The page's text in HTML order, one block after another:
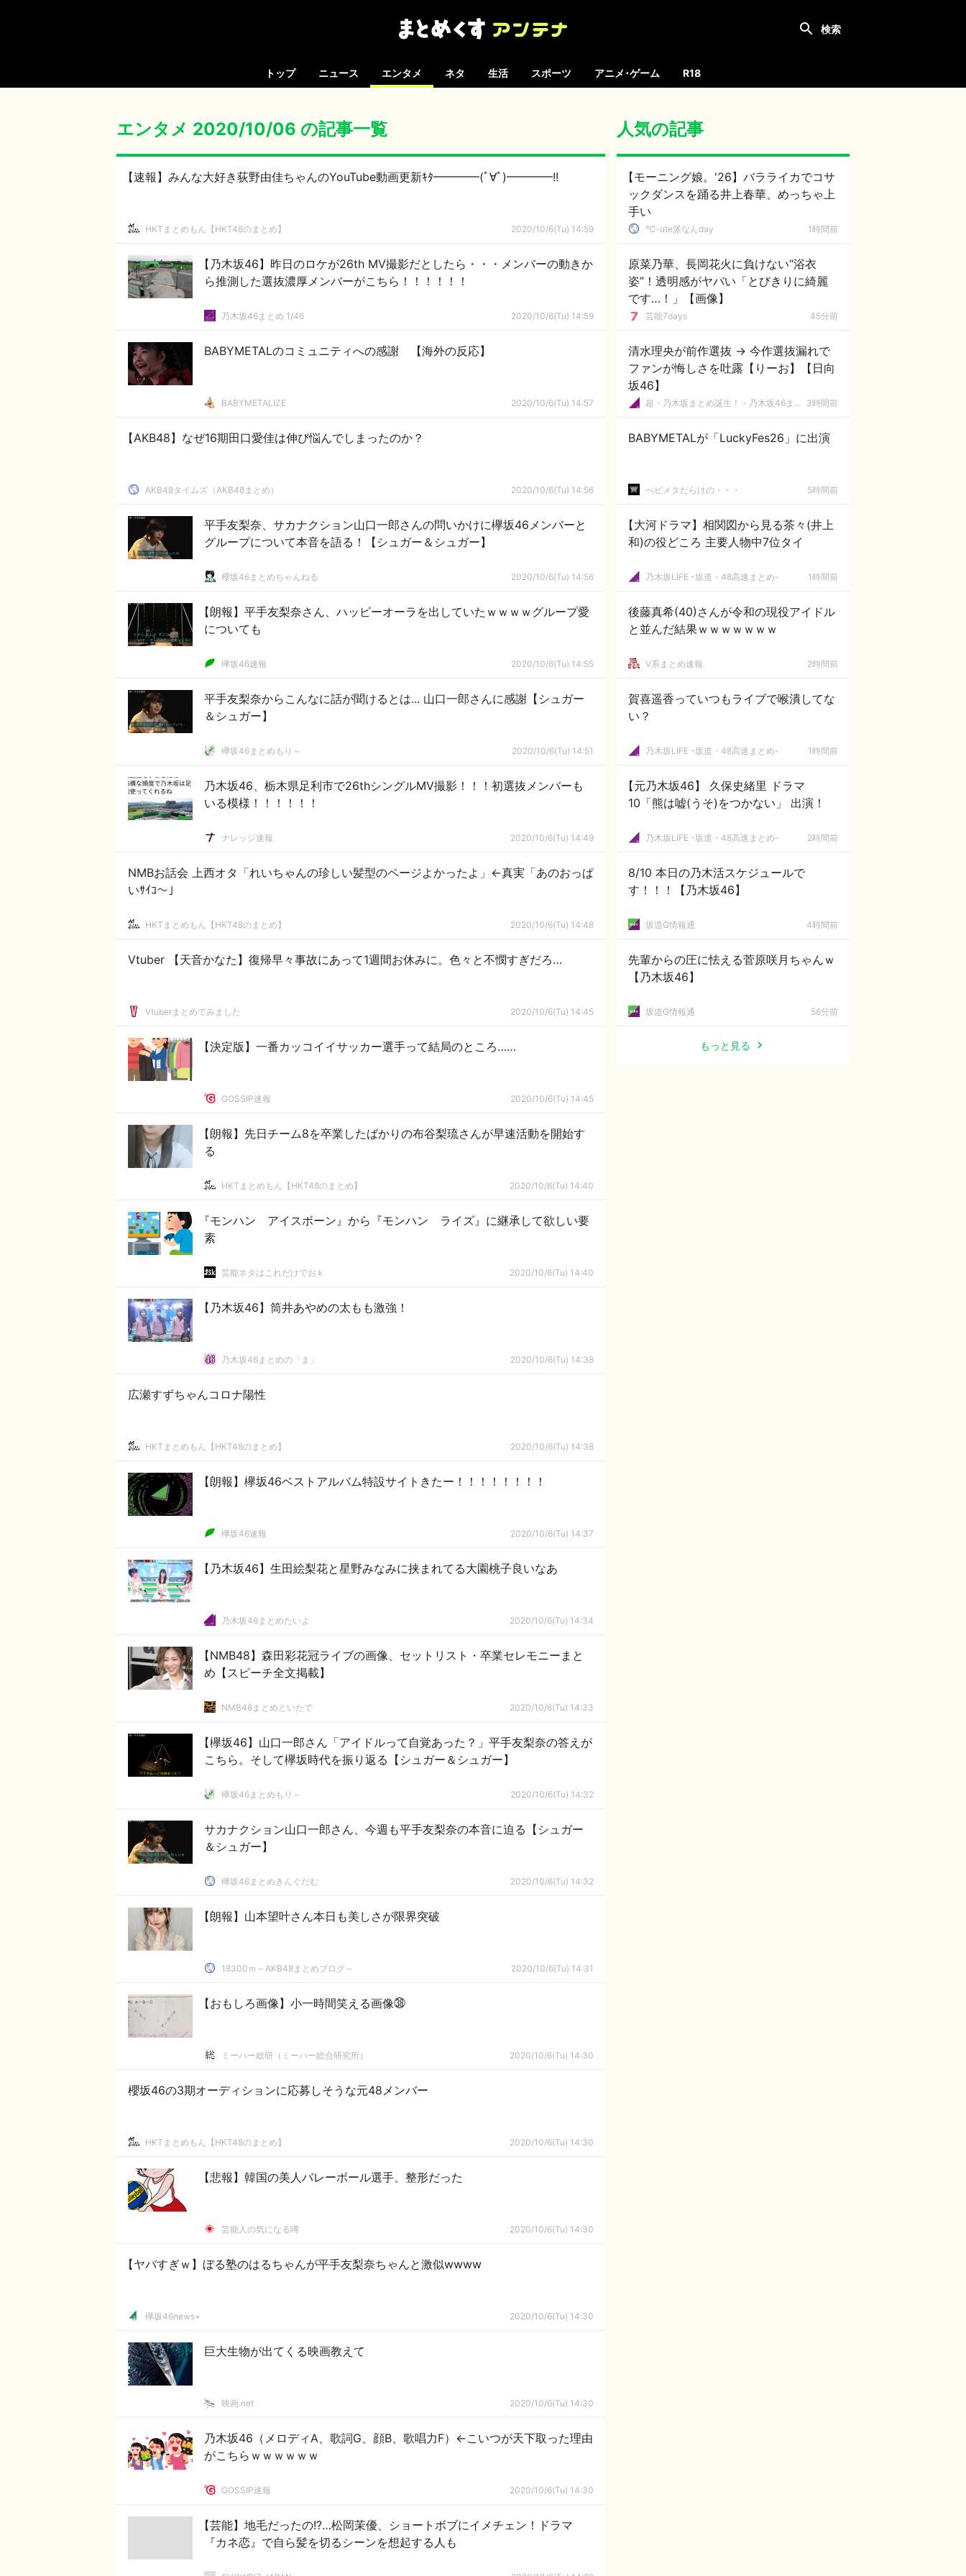
トップ ニュース エンタメ ネタ 生活 スポーツ アニメ･ゲーム R18
エンタメ 2020/10/06 の記事一覧
【速報】みんな大好き荻野由佳ちゃんのYouTube動画更新ｷﾀ━━━━(ﾟ∀ﾟ)━━━━!!
HKTまとめもん【HKT48のまとめ】 2020/10/6(Tu) 14:59
【乃木坂46】昨日のロケが26th MV撮影だとしたら・・・メンバーの動きか
ら推測した選抜濃厚メンバーがこちら！！！！！！
乃木坂46まとめ 1/46 2020/10/6(Tu) 14:59
BABYMETALのコミュニティへの感謝 【海外の反応】
BABYMETALIZE 2020/10/6(Tu) 14:57
【AKB48】なぜ16期田口愛佳は伸び悩んでしまったのか？
AKB48タイムズ（AKB48まとめ） 2020/10/6(Tu) 14:56
平手友梨奈、サカナクション山口一郎さんの問いかけに欅坂46メンバーと
グループについて本音を語る！【シュガー＆シュガー】
櫻坂46まとめちゃんねる 2020/10/6(Tu) 14:56
【朗報】平手友梨奈さん、ハッピーオーラを出していたｗｗｗｗグループ愛
についても
欅坂46速報 2020/10/6(Tu) 14:55
平手友梨奈からこんなに話が聞けるとは... 山口一郎さんに感謝【シュガー
＆シュガー】
欅坂46まとめもり～ 2020/10/6(Tu) 14:51
乃木坂46、栃木県足利市で26thシングルMV撮影！！！初選抜メンバーも
いる模様！！！！！！
ナレッジ速報 2020/10/6(Tu) 14:49
NMBお話会 上西オタ「れいちゃんの珍しい髪型のページよかったよ」←真実「あのおっぱ
いｻｲｺ～」
HKTまとめもん【HKT48のまとめ】 2020/10/6(Tu) 14:48
Vtuber 【天音かなた】復帰早々事故にあって1週間お休みに。色々と不憫すぎだろ…
Vtuberまとめてみました 2020/10/6(Tu) 14:45
【決定版】一番カッコイイサッカー選手って結局のところ……
GOSSIP速報 2020/10/6(Tu) 14:45
【朗報】先日チーム8を卒業したばかりの布谷梨琉さんが早速活動を開始す
る
HKTまとめもん【HKT48のまとめ】 2020/10/6(Tu) 14:40
『モンハン アイスボーン』から『モンハン ライズ』に継承して欲しい要
素
芸能ネタはこれだけでおｋ 2020/10/6(Tu) 14:40
【乃木坂46】筒井あやめの太もも激強！
乃木坂46まとめの「ま」 2020/10/6(Tu) 14:38
広瀬すずちゃんコロナ陽性
HKTまとめもん【HKT48のまとめ】 2020/10/6(Tu) 14:38
【朗報】欅坂46ベストアルバム特設サイトきたー！！！！！！！！
欅坂46速報 2020/10/6(Tu) 14:37
【乃木坂46】生田絵梨花と星野みなみに挟まれてる大園桃子良いなあ
乃木坂46まとめたいよ 2020/10/6(Tu) 14:34
【NMB48】森田彩花冠ライブの画像、セットリスト・卒業セレモニーまと
め【スピーチ全文掲載】
NMB48まとめといたで 2020/10/6(Tu) 14:33
【欅坂46】山口一郎さん「アイドルって自覚あった？」平手友梨奈の答えが
こちら。そして欅坂時代を振り返る【シュガー＆シュガー】
欅坂46まとめもり～ 2020/10/6(Tu) 14:32
サカナクション山口一郎さん、今週も平手友梨奈の本音に迫る【シュガー
＆シュガー】
欅坂46まとめきんぐだむ 2020/10/6(Tu) 14:32
【朗報】山本望叶さん本日も美しさが限界突破
18300ｍ～AKB48まとめブログ～ 2020/10/6(Tu) 14:31
【おもしろ画像】小一時間笑える画像㊳
ミーハー総研（ミーハー総合研究所） 2020/10/6(Tu) 14:30
櫻坂46の3期オーディションに応募しそうな元48メンバー
HKTまとめもん【HKT48のまとめ】 2020/10/6(Tu) 14:30
【悲報】韓国の美人バレーボール選手、整形だった
芸能人の気になる噂 2020/10/6(Tu) 14:30
【ヤバすぎｗ】ぼる塾のはるちゃんが平手友梨奈ちゃんと激似wwww
欅坂46news+ 2020/10/6(Tu) 14:30
巨大生物が出てくる映画教えて
映画.net 2020/10/6(Tu) 14:30
乃木坂46（メロディA、歌詞G、顔B、歌唱力F）←こいつが天下取った理由
がこちらｗｗｗｗｗｗ
GOSSIP速報 2020/10/6(Tu) 14:30
【芸能】地毛だったの!?…松岡茉優、ショートボブにイメチェン！ドラマ
『カネ恋』で自ら髪を切るシーンを想起する人も
人気の記事
【モーニング娘。'26】バラライカでコサ
ックダンスを踊る井上春華、めっちゃ上
手い
℃-ute派なんday 1時間前
原菜乃華、長岡花火に負けない“浴衣
姿”！透明感がヤバい「とびきりに綺麗
です…！」【画像】
芸能7days 45分前
清水理央が前作選抜 → 今作選抜漏れで
ファンが悔しさを吐露【りーお】【日向
坂46】
超・乃木坂まとめ誕生！ - 乃木坂46まとめ 3時間前
BABYMETALが「LuckyFes26」に出演
べビメタだらけの・・・ 5時間前
【大河ドラマ】相関図から見る茶々(井上
和)の役どころ 主要人物中7位タイ
乃木坂LIFE -坂道・48高速まとめ- 1時間前
後藤真希(40)さんが令和の現役アイドル
と並んだ結果ｗｗｗｗｗｗｗ
V系まとめ速報 2時間前
賀喜遥香っていつもライブで喉潰してな
い？
乃木坂LIFE -坂道・48高速まとめ- 1時間前
【元乃木坂46】 久保史緒里 ドラマ
10「熊は嘘(うそ)をつかない」 出演！
乃木坂LIFE -坂道・48高速まとめ- 2時間前
8/10 本日の乃木活スケジュールで
す！！！【乃木坂46】
坂道G情報通 4時間前
先輩からの圧に怯える菅原咲月ちゃんｗ
【乃木坂46】
坂道G情報通 56分前
もっと見る